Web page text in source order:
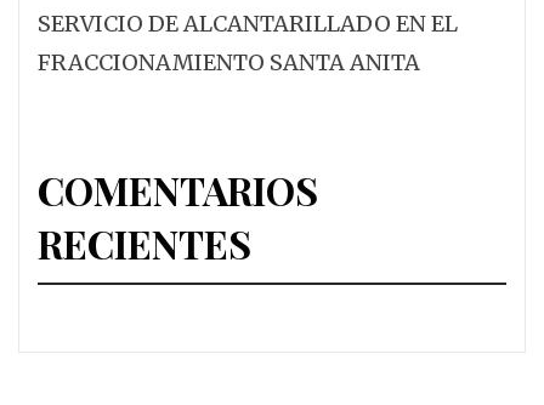
SERVICIO DE ALCANTARILLADO EN EL
FRACCIONAMIENTO SANTA ANITA
COMENTARIOS
RECIENTES